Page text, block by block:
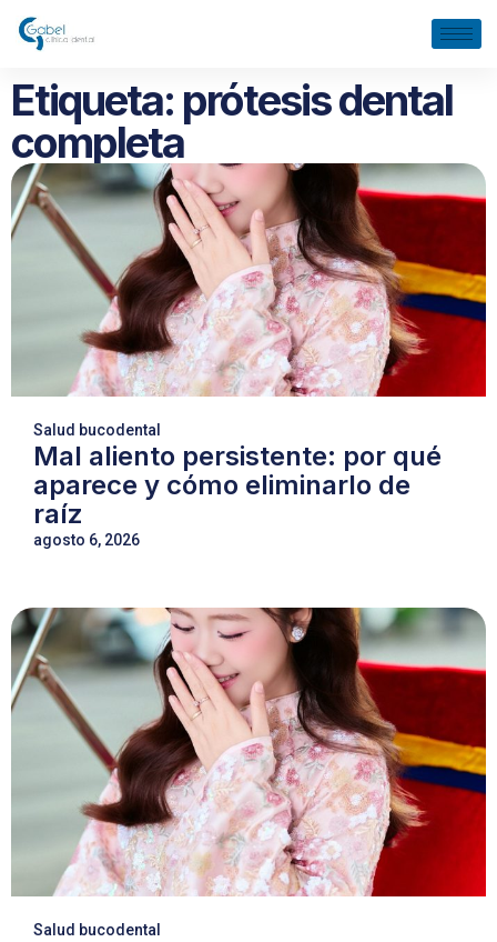
Etiqueta: prótesis dental
completa
Salud bucodental
Mal aliento persistente: por qué
aparece y cómo eliminarlo de
raíz
agosto 6, 2026
Salud bucodental